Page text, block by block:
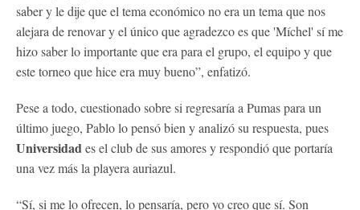
saber y le dije que el tema económico no era un tema que nos
alejara de renovar y el único que agradezco es que 'Míchel' sí me
hizo saber lo importante que era para el grupo, el equipo y que
este torneo que hice era muy bueno”, enfatizó.
Pese a todo, cuestionado sobre si regresaría a Pumas para un
último juego, Pablo lo pensó bien y analizó su respuesta, pues
Universidades el club de sus amores y respondió que portaría
una vez más la playera auriazul.
“Sí, si me lo ofrecen, lo pensaría, pero yo creo que sí. Son